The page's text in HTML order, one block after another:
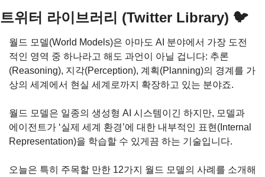
트위터 라이브러리 (Twitter Library) 🐦
월드 모델(World Models)은 아마도 AI 분야에서 가장 도전
적인 영역 중 하나라고 해도 과언이 아닐 겁니다: 추론
(Reasoning), 지각(Perception), 계획(Planning)의 경계를 가
상의 세계에서 현실 세계로까지 확장하고 있는 분야죠.
월드 모델은 일종의 생성형 AI 시스템이긴 하지만, 모델과
에이전트가 ‘실제 세계 환경’에 대한 내부적인 표현(Internal
Representation)을 학습할 수 있게끔 하는 기술입니다.
오늘은 특히 주목할 만한 12가지 월드 모델의 사례를 소개해